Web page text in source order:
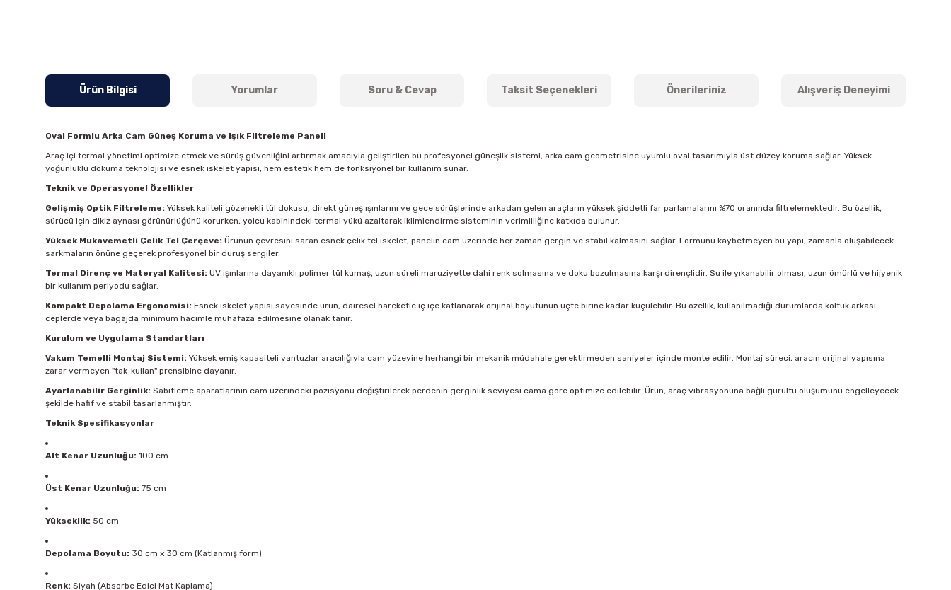
Ürün Bilgisi Yorumlar Soru & Cevap Taksit Seçenekleri Önerileriniz Alışveriş Deneyimi
Oval Formlu Arka Cam Güneş Koruma ve Işık Filtreleme Paneli
Araç içi termal yönetimi optimize etmek ve sürüş güvenliğini artırmak amacıyla geliştirilen bu profesyonel güneşlik sistemi, arka cam geometrisine uyumlu oval tasarımıyla üst düzey koruma sağlar. Yüksek
yoğunluklu dokuma teknolojisi ve esnek iskelet yapısı, hem estetik hem de fonksiyonel bir kullanım sunar.
Teknik ve Operasyonel Özellikler
Gelişmiş Optik Filtreleme: Yüksek kaliteli gözenekli tül dokusu, direkt güneş ışınlarını ve gece sürüşlerinde arkadan gelen araçların yüksek şiddetli far parlamalarını %70 oranında filtrelemektedir. Bu özellik,
sürücü için dikiz aynası görünürlüğünü korurken, yolcu kabinindeki termal yükü azaltarak iklimlendirme sisteminin verimliliğine katkıda bulunur.
Yüksek Mukavemetli Çelik Tel Çerçeve: Ürünün çevresini saran esnek çelik tel iskelet, panelin cam üzerinde her zaman gergin ve stabil kalmasını sağlar. Formunu kaybetmeyen bu yapı, zamanla oluşabilecek
sarkmaların önüne geçerek profesyonel bir duruş sergiler.
Termal Direnç ve Materyal Kalitesi: UV ışınlarına dayanıklı polimer tül kumaş, uzun süreli maruziyette dahi renk solmasına ve doku bozulmasına karşı dirençlidir. Su ile yıkanabilir olması, uzun ömürlü ve hijyenik
bir kullanım periyodu sağlar.
Kompakt Depolama Ergonomisi: Esnek iskelet yapısı sayesinde ürün, dairesel hareketle iç içe katlanarak orijinal boyutunun üçte birine kadar küçülebilir. Bu özellik, kullanılmadığı durumlarda koltuk arkası
ceplerde veya bagajda minimum hacimle muhafaza edilmesine olanak tanır.
Kurulum ve Uygulama Standartları
Vakum Temelli Montaj Sistemi: Yüksek emiş kapasiteli vantuzlar aracılığıyla cam yüzeyine herhangi bir mekanik müdahale gerektirmeden saniyeler içinde monte edilir. Montaj süreci, aracın orijinal yapısına
zarar vermeyen "tak-kullan" prensibine dayanır.
Ayarlanabilir Gerginlik: Sabitleme aparatlarının cam üzerindeki pozisyonu değiştirilerek perdenin gerginlik seviyesi cama göre optimize edilebilir. Ürün, araç vibrasyonuna bağlı gürültü oluşumunu engelleyecek
şekilde hafif ve stabil tasarlanmıştır.
Teknik Spesifikasyonlar
Alt Kenar Uzunluğu: 100 cm
Üst Kenar Uzunluğu: 75 cm
Yükseklik: 50 cm
Depolama Boyutu: 30 cm x 30 cm (Katlanmış form)
Renk: Siyah (Absorbe Edici Mat Kaplama)